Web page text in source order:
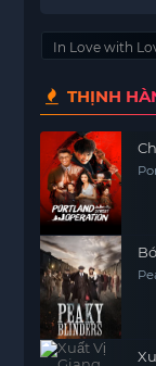
In Love with
THỊNH